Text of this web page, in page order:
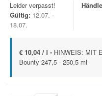
Leider verpasst!
Gültig: 12.07. -
18.07.
€ 10,04 / l - HINWEIS: MIT
Bounty 247,5 - 250,5 ml